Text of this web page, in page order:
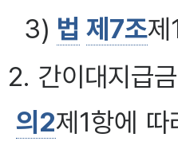
3) 법 제7조제
2. 간이대지급
의2제1항에 따